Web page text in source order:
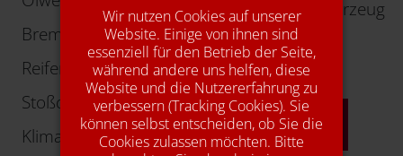
Bremsen
Reifen
Stoßdämpfer
Klimaservice
Kundenersatzfahrzeug
Autogas
Young-/Oldtimer
mehr Info
Wir nutzen Cookies auf unserer
Website. Einige von ihnen sind
essenziell für den Betrieb der Seite,
während andere uns helfen, diese
Website und die Nutzererfahrung zu
verbessern (Tracking Cookies). Sie
können selbst entscheiden, ob Sie die
Cookies zulassen möchten. Bitte